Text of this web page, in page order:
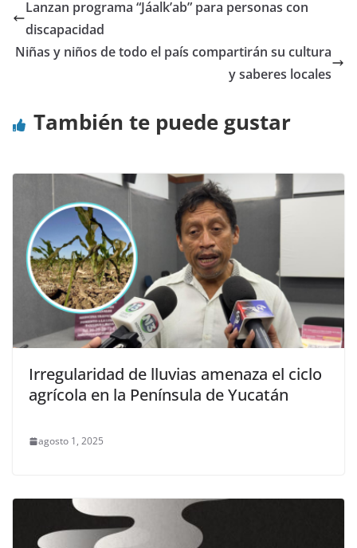
Lanzan programa “Jáalk’ab” para personas con
discapacidad
Niñas y niños de todo el país compartirán su cultura
y saberes locales
También te puede gustar
Irregularidad de lluvias amenaza el ciclo
agrícola en la Península de Yucatán
agosto 1, 2025